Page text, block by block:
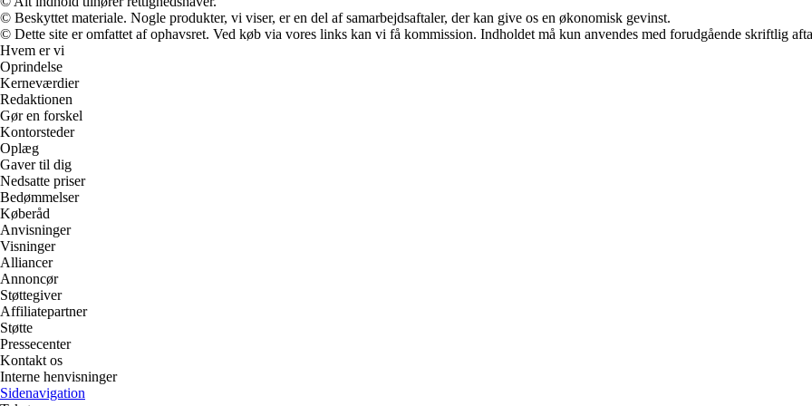
© Beskyttet materiale. Nogle produkter, vi viser, er en del af samarbejdsaftaler, der kan give os en økonomisk gevinst.
© Dette site er omfattet af ophavsret. Ved køb via vores links kan vi få kommission. Indholdet må kun anvendes med forudgående skriftlig
Hvem er vi
Oprindelse
Kerneværdier
Redaktionen
Gør en forskel
Kontorsteder
Oplæg
Gaver til dig
Nedsatte priser
Bedømmelser
Køberåd
Anvisninger
Visninger
Alliancer
Annoncør
Støttegiver
Affiliatepartner
Støtte
Pressecenter
Kontakt os
Interne henvisninger
Sidenavigation